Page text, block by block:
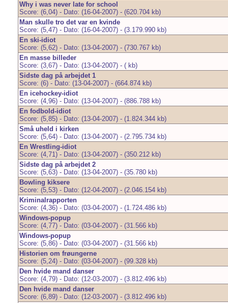
Why i was never late for school
Score: (6,04) - Dato: (16-04-2007) - (620.704 kb)
Man skulle tro det var en kvinde
Score: (5,47) - Dato: (16-04-2007) - (3.179.990 kb)
En ski-idiot
Score: (5,62) - Dato: (13-04-2007) - (730.767 kb)
En masse billeder
Score: (3,67) - Dato: (13-04-2007) - ( kb)
Sidste dag på arbejdet 1
Score: (6) - Dato: (13-04-2007) - (664.874 kb)
En icehockey-idiot
Score: (4,96) - Dato: (13-04-2007) - (886.788 kb)
En fodbold-idiot
Score: (5,85) - Dato: (13-04-2007) - (1.824.344 kb)
Små uheld i kirken
Score: (5,64) - Dato: (13-04-2007) - (2.795.734 kb)
En Wrestling-idiot
Score: (4,71) - Dato: (13-04-2007) - (350.212 kb)
Sidste dag på arbejdet 2
Score: (5,63) - Dato: (13-04-2007) - (35.780 kb)
Bowling kiksere
Score: (5,53) - Dato: (12-04-2007) - (2.046.154 kb)
Kriminalrapporten
Score: (4,36) - Dato: (03-04-2007) - (1.724.486 kb)
Windows-popup
Score: (4,77) - Dato: (03-04-2007) - (31.566 kb)
Windows-popup
Score: (5,86) - Dato: (03-04-2007) - (31.566 kb)
Historien om frøungerne
Score: (5,24) - Dato: (03-04-2007) - (99.328 kb)
Den hvide mand danser
Score: (4,79) - Dato: (12-03-2007) - (3.812.496 kb)
Den hvide mand danser
Score: (6,89) - Dato: (12-03-2007) - (3.812.496 kb)